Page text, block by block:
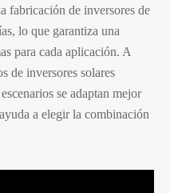
fabricación de inversores de
lo que garantiza una
para cada aplicación. A
de inversores solares
se adaptan mejor
a elegir la combinación